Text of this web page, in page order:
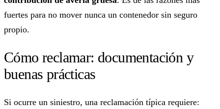
fuertes para no mover nunca un contenedor sin seguro
propio.
Cómo reclamar: documentación y
buenas prácticas
Si ocurre un siniestro, una reclamación típica requiere: